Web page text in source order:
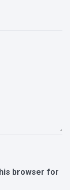
browser for